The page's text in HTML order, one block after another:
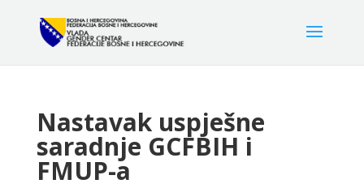
Nastavak uspješne
saradnje GCFBIH i
FMUP-a